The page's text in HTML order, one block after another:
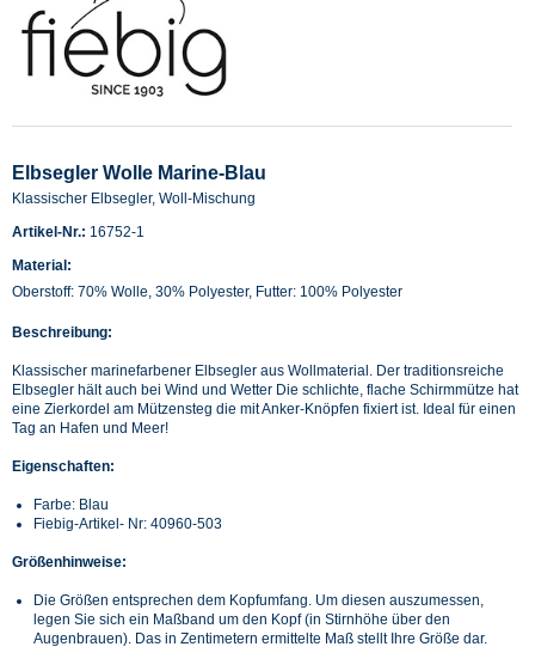
Elbsegler Wolle Marine-Blau
Klassischer Elbsegler, Woll-Mischung
Artikel-Nr.: 16752-1
Material:
Oberstoff: 70% Wolle, 30% Polyester, Futter: 100% Polyester
Beschreibung:
Klassischer marinefarbener Elbsegler aus Wollmaterial. Der traditionsreiche
Elbsegler hält auch bei Wind und Wetter Die schlichte, flache Schirmmütze hat
eine Zierkordel am Mützensteg die mit Anker-Knöpfen fixiert ist. Ideal für einen
Tag an Hafen und Meer!
Eigenschaften:
Farbe: Blau
Fiebig-Artikel- Nr: 40960-503
Größenhinweise:
Die Größen entsprechen dem Kopfumfang. Um diesen auszumessen,
legen Sie sich ein Maßband um den Kopf (in Stirnhöhe über den
Augenbrauen). Das in Zentimetern ermittelte Maß stellt Ihre Größe dar.